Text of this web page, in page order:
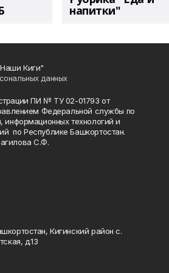
напитки"
Киги"
данных
ПИ № ТУ 02-01793 от
Федеральной службы по
информационных технологий и
по Республике Башкортостан.
С.Ф.
Кигинский район с.
д.13